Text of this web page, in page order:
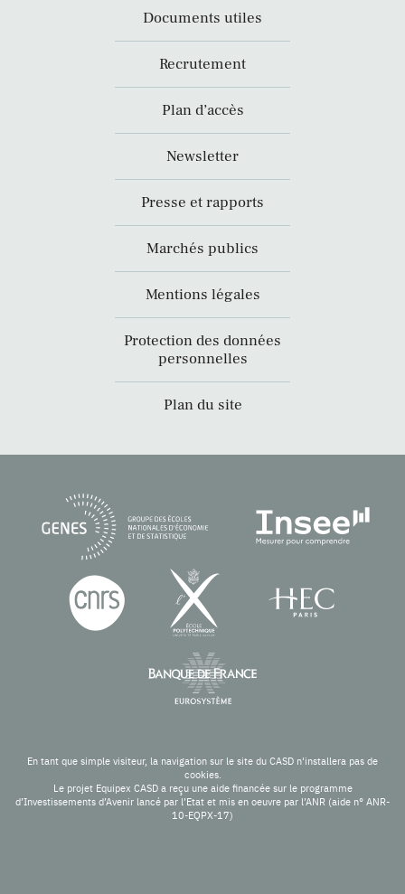
Documents utiles
Recrutement
Plan d’accès
Newsletter
Presse et rapports
Marchés publics
Mentions légales
Protection des données
personnelles
Plan du site
En tant que simple visiteur, la navigation sur le site du CASD n'installera pas de
cookies.
Le projet Equipex CASD a reçu une aide financée sur le programme
d’Investissements d’Avenir lancé par l’Etat et mis en oeuvre par l’ANR (aide n° ANR-
10-EQPX-17)